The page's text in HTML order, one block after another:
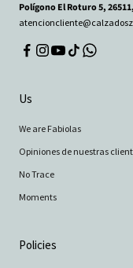
Polígono El Roturo 5,
Us
We are Fabiolas
Opiniones de nuestras
No Trace
Moments
Policies